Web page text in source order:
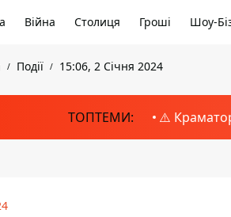
Війна Столиця Гроші Шоу-
Події 15:06, 2 Січня 2024
ТОПТЕМИ: ⚠️